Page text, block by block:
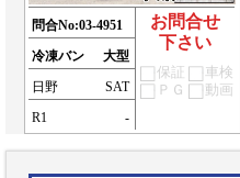
問合No:03-4951
冷凍バン
大型
日野
SAT
R1
-
お問合せ
下さい
保証
車検
ＰＧ
動画